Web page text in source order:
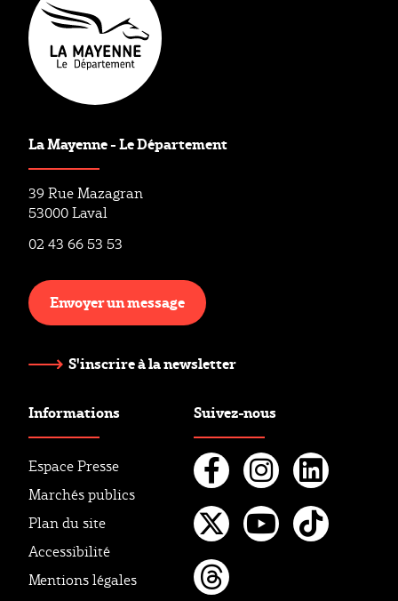
La Mayenne - Le Département
39 Rue Mazagran
53000 Laval
02 43 66 53 53
Envoyer un message
S'inscrire à la newsletter
Informations
Espace Presse
Marchés publics
Plan du site
Accessibilité
Mentions légales
Suivez-nous
Facebook
Twitter